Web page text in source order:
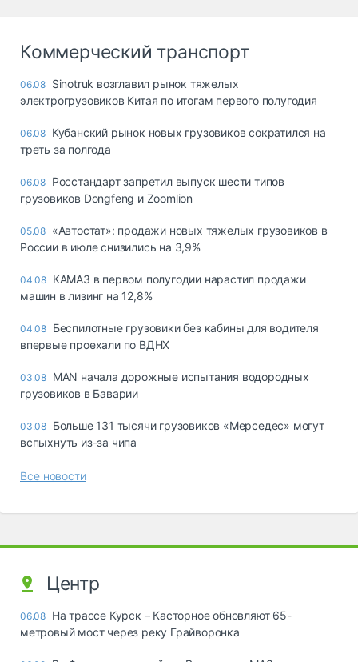
Коммерческий транспорт
06.08 Sinotruk возглавил рынок тяжелых
электрогрузовиков Китая по итогам первого полугодия
06.08 Кубанский рынок новых грузовиков сократился на
треть за полгода
06.08 Росстандарт запретил выпуск шести типов
грузовиков Dongfeng и Zoomlion
05.08 «Автостат»: продажи новых тяжелых грузовиков в
России в июле снизились на 3,9%
04.08 КАМАЗ в первом полугодии нарастил продажи
машин в лизинг на 12,8%
04.08 Беспилотные грузовики без кабины для водителя
впервые проехали по ВДНХ
03.08 MAN начала дорожные испытания водородных
грузовиков в Баварии
03.08 Больше 131 тысячи грузовиков «Мерседес» могут
вспыхнуть из-за чипа
Все новости
Центр
06.08 На трассе Курск – Касторное обновляют 65-
метровый мост через реку Грайворонка